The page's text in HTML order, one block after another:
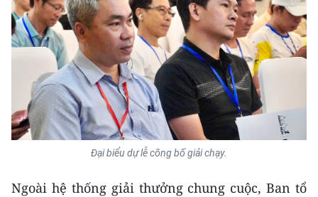
Đại biểu dự lễ công bố giải chạy.
Ngoài hệ thống giải thưởng chung cuộc, Ban tổ